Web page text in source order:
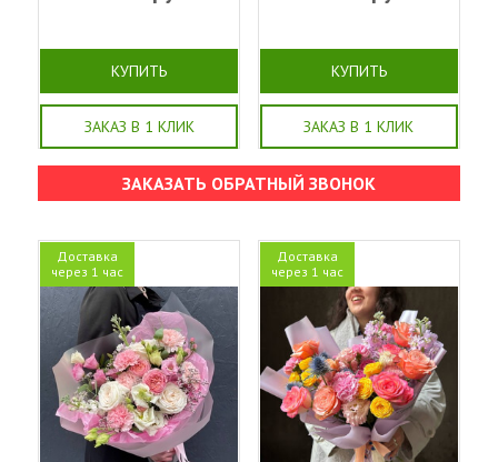
КУПИТЬ
ЗАКАЗ В 1 КЛИК
КУПИТЬ
ЗАКАЗ В 1 КЛИК
ЗАКАЗАТЬ ОБРАТНЫЙ ЗВОНОК
Доставка
через 1 час
Доставка
через 1 час